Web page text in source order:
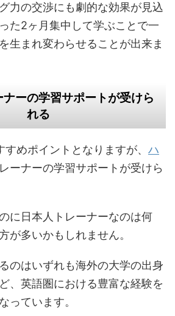
力の交渉にも劇的な効果が見込
た2ヶ月集中して学ぶことで一
生まれ変わらせることが出来ま
ーの学習サポートが受けら
れる
めポイントとなりますが、 ハ
ーナーの学習サポートが受けら
に日本人トレーナーなのは何
が多いかもしれません。
のはいずれも海外の大学の出身
、英語圏における豊富な経験を
っています。